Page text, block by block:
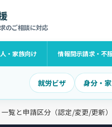
のご相談に対応
・家族向け 情報開示請求・不
就労ビザ 身分・
覧と申請区分（認定/変更/更新